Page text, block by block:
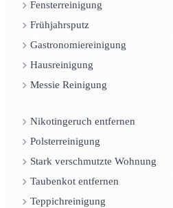
Fensterreinigung
Frühjahrsputz
Gastronomiereinigung
Hausreinigung
Messie Reinigung
Nikotingeruch entfernen
Polsterreinigung
Stark verschmutzte Wohnung
Taubenkot entfernen
Teppichreinigung